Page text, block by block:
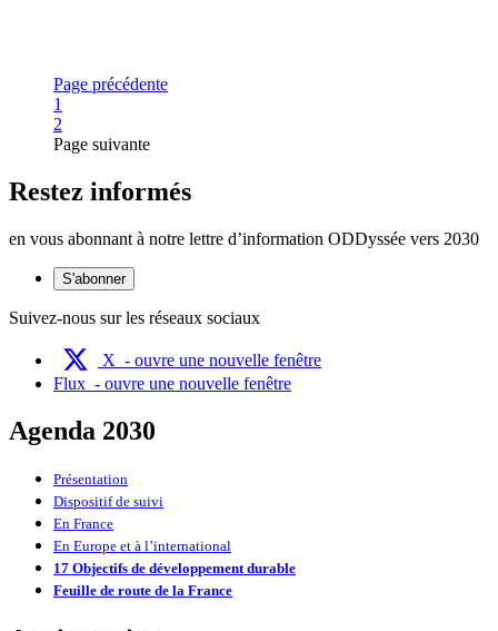
Page précédente
Page
1
Page
2
Page suivante
Restez informés
en vous abonnant à notre lettre d’information ODDyssée vers 2030
S'abonner
Suivez-nous sur les réseaux sociaux
X - ouvre une nouvelle fenêtre
Flux - ouvre une nouvelle fenêtre
Agenda 2030
Présentation
Dispositif de suivi
En France
En Europe et à l’international
17 Objectifs de développement durable
Feuille de route de la France